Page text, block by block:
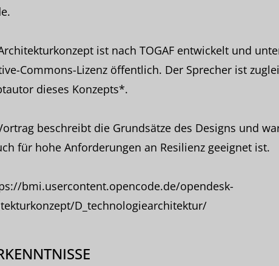
ist nach TOGAF entwickelt und
Commons-Lizenz öffentlich. Der Sprecher ist
dieses Konzepts*.
beschreibt die Grundsätze des Designs und
für hohe Anforderungen an Resilienz geeignet ist.
bmi.usercontent.opencode.de/opendesk-
D_technologiearchitektur/